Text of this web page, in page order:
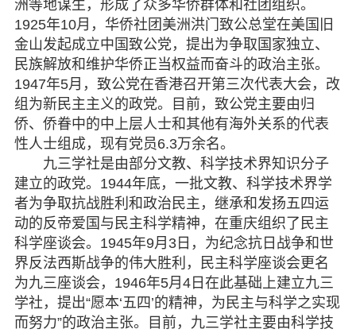
洲等地谋生，形成了众多华侨群体和社团组织。
1925年10月，华侨社团美洲洪门致公总堂在美国旧
金山发起成立中国致公党，提出为争取国家独立、
民族解放和维护华侨正当权益而奋斗的政治主张。
1947年5月，致公党在香港召开第三次代表大会，改
组为新民主主义的政党。目前，致公党主要由归
侨、侨眷中的中上层人士和其他有海外关系的代表
性人士组成，现有党员6.3万余名。
九三学社是由部分文教、科学技术界知识分子
建立的政党。1944年底，一批文教、科学技术界学
者为争取抗战胜利和政治民主，继承和发扬五四运
动的反帝爱国与民主科学精神，在重庆组织了民主
科学座谈会。1945年9月3日，为纪念抗日战争和世
界反法西斯战争的伟大胜利，民主科学座谈会更名
为九三座谈会，1946年5月4日在此基础上建立九三
学社，提出“愿本‘五四’的精神，为民主与科学之实现
而努力”的政治主张。目前，九三学社主要由科学技